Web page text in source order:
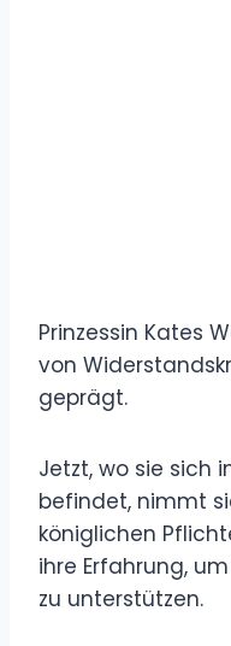
Prinzessin Kates
von
geprägt.
Jetzt, wo sie sich
befindet, nimmt
königlichen
ihre Erfahrung,
zu unterstützen.